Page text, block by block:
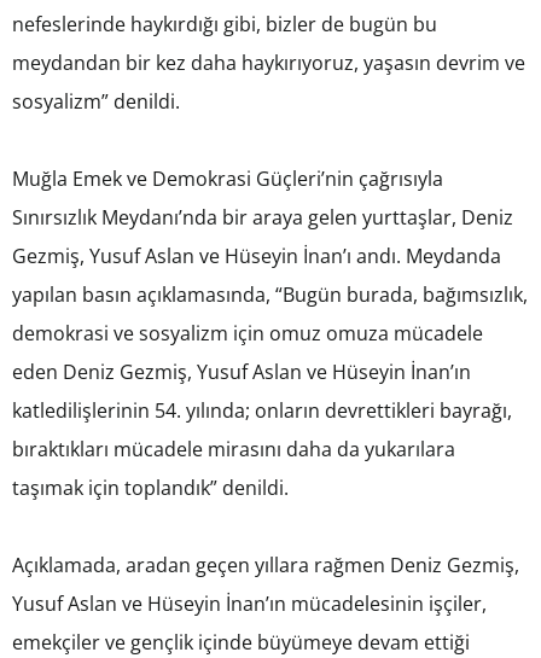
nefeslerinde haykırdığı gibi, bizler de bugün bu
meydandan bir kez daha haykırıyoruz, yaşasın devrim ve
sosyalizm” denildi.
Muğla Emek ve Demokrasi Güçleri’nin çağrısıyla
Sınırsızlık Meydanı’nda bir araya gelen yurttaşlar, Deniz
Gezmiş, Yusuf Aslan ve Hüseyin İnan’ı andı. Meydanda
yapılan basın açıklamasında, “Bugün burada, bağımsızlık,
demokrasi ve sosyalizm için omuz omuza mücadele
eden Deniz Gezmiş, Yusuf Aslan ve Hüseyin İnan’ın
katledilişlerinin 54. yılında; onların devrettikleri bayrağı,
bıraktıkları mücadele mirasını daha da yukarılara
taşımak için toplandık” denildi.
Açıklamada, aradan geçen yıllara rağmen Deniz Gezmiş,
Yusuf Aslan ve Hüseyin İnan’ın mücadelesinin işçiler,
emekçiler ve gençlik içinde büyümeye devam ettiği